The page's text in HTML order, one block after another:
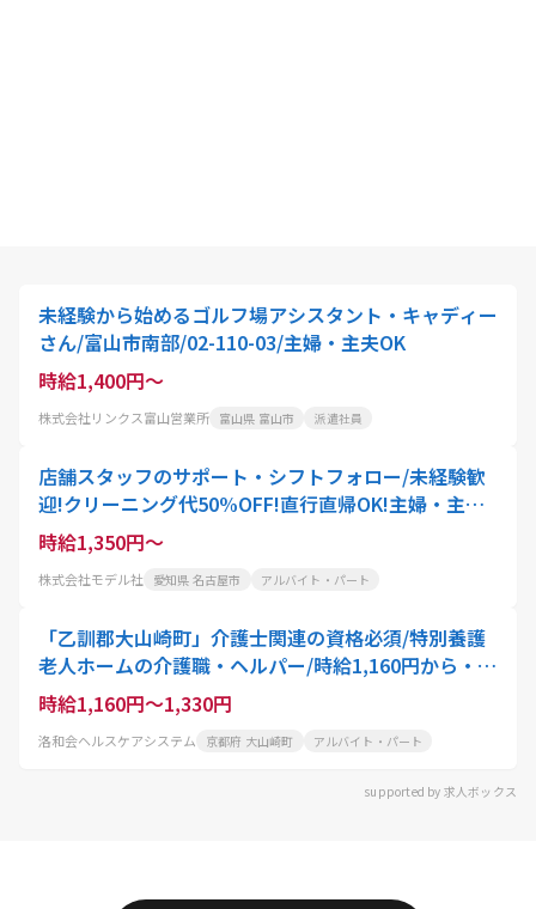
未経験から始めるゴルフ場アシスタント・キャディー
さん/富山市南部/02-110-03/主婦・主夫OK
時給1,400円～
株式会社リンクス富山営業所 富山県 富山市 派遣社員
店舗スタッフのサポート・シフトフォロー/未経験歓
迎!クリーニング代50%OFF!直行直帰OK!主婦・主夫
活躍中!ブランクOK!正社員登用あり
時給1,350円～
株式会社モデル社 愛知県 名古屋市 アルバイト・パート
「乙訓郡大山崎町」介護士関連の資格必須/特別養護
老人ホームの介護職・ヘルパー/時給1,160円から・週
3日可・扶養内OK
時給1,160円～1,330円
洛和会ヘルスケアシステム 京都府 大山崎町 アルバイト・パート
supported by 求人ボックス